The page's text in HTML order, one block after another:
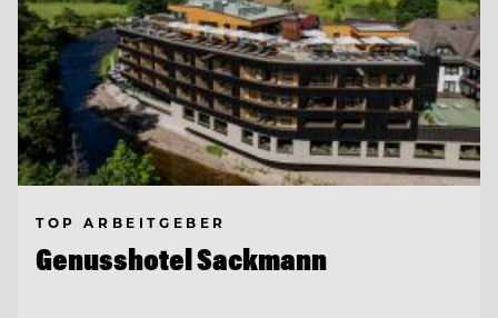
TOP ARBEITGEBER
Genusshotel Sackmann